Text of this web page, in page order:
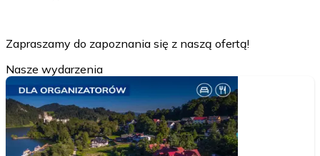
Zapraszamy do zapoznania się z naszą ofertą!
Nasze wydarzenia